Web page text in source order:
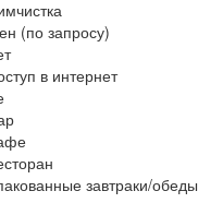
(по запросу)
в интернет
завтраки/обеды